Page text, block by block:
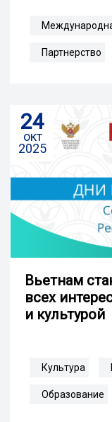
Партнерство
24
окт
2025
Вьетнам
всех
и культурой
Культура
Образование